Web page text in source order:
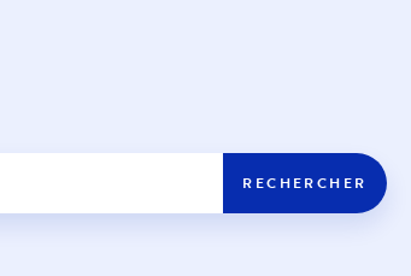
RECHERCHER